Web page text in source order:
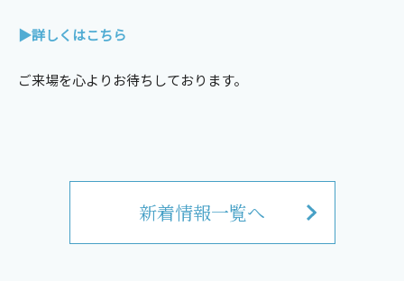
▶詳しくはこちら
ご来場を心よりお待ちしております。
新着情報一覧へ